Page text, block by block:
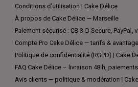
des nœuds, des papillons, des décors floraux,
Conditions d’utilisation | Cake Délice
À propos de Cake Délice — Marseille
Paiement sécurisé : CB 3-D Secure, PayPal,
Compte Pro Cake Délice — tarifs &
Politique de confidentialité (RGPD) | Cake
FAQ Cake Délice – livraison 48 h,
Avis clients — politique & modération |